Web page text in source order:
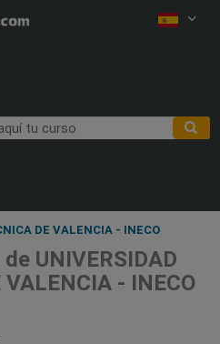
DE VALENCIA - INECO
UNIVERSIDAD
- INECO